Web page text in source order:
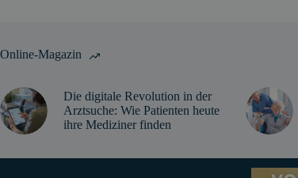
Online-Magazin
Die digitale Revolution in der
Arztsuche: Wie Patienten heute
ihre Mediziner finden